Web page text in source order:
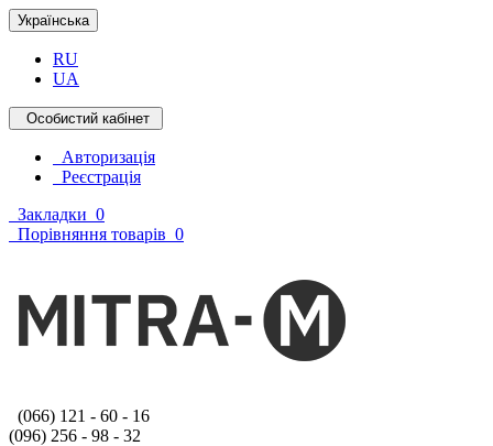
Українська
RU
UA
Особистий кабінет
Авторизація
Реєстрація
Закладки 0
Порівняння товарів 0
(066) 121 - 60 - 16
(096) 256 - 98 - 32